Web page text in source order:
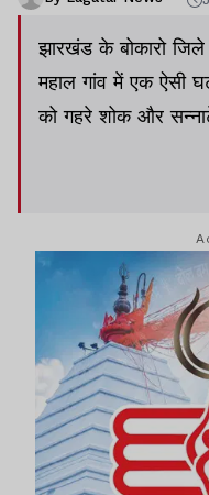
झारखंड के बोकारो
महाल गांव में एक ऐसी
को गहरे शोक और